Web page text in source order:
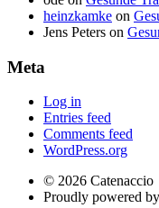
heinzkamke on
Jens Peters on
Meta
Log in
Entries feed
Comments feed
WordPress.org
© 2026 Catenaccio
Proudly powered by